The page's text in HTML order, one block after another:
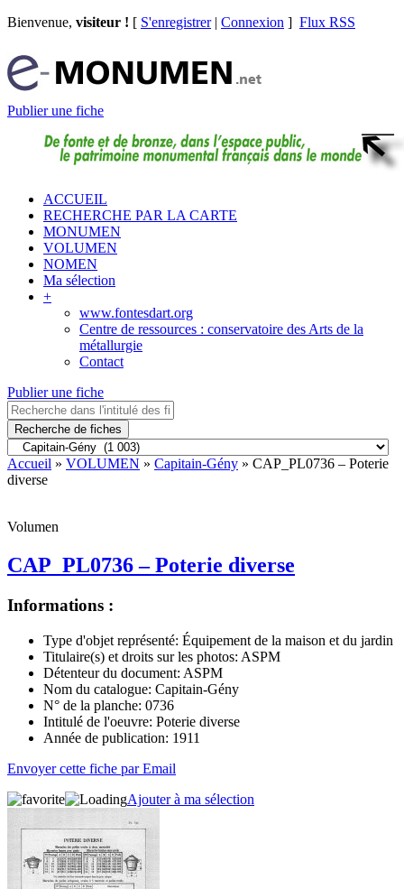
Bienvenue, visiteur ! [ S'enregistrer| Connexion ] Flux RSS
Publier une fiche
ACCUEIL
RECHERCHE PAR LA CARTE
MONUMEN
VOLUMEN
NOMEN
Ma sélection
+
www.fontesdart.org
Centre de ressources : conservatoire des Arts de la
métallurgie
Contact
Publier une fiche
Recherche de fiches
Accueil » VOLUMEN » Capitain-Gény » CAP_PL0736 – Poterie
diverse
Volumen
CAP_PL0736 – Poterie diverse
Informations :
Type d'objet représenté: Équipement de la maison et du jardin
Titulaire(s) et droits sur les photos: ASPM
Détenteur du document: ASPM
Nom du catalogue: Capitain-Gény
N° de la planche: 0736
Intitulé de l'oeuvre: Poterie diverse
Année de publication: 1911
Envoyer cette fiche par Email
Ajouter à ma sélection